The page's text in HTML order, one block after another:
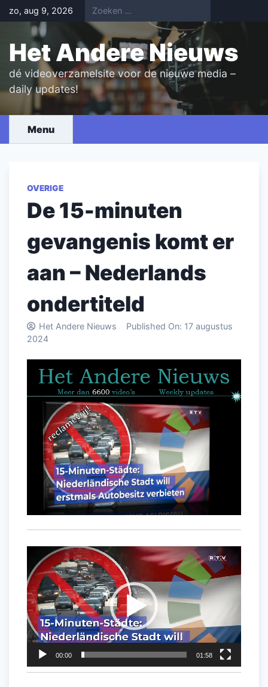
Skip
to
content
zo, aug 9, 2026
Het Andere Nieuws
dé videoverzamelsite voor de nieuwe media –
daily updates!
Menu
OVERIGE
De 15-minuten
gevangenis komt er
aan – Nederlands
ondertiteld
Het Andere Nieuws Published On: 17 augustus
2024
Videospeler
00:00 01:58